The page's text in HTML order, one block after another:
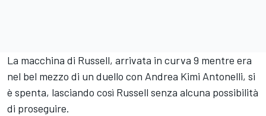
La macchina di Russell, arrivata in curva 9 mentre era
nel bel mezzo di un duello con Andrea Kimi Antonelli, si
è spenta, lasciando così Russell senza alcuna possibilità
di proseguire.